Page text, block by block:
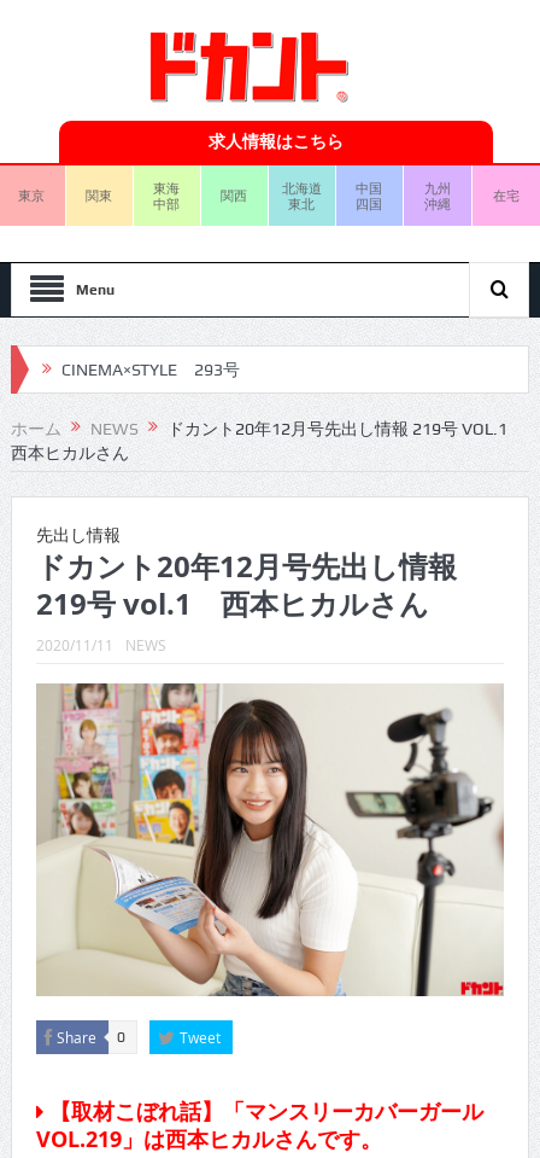
求人情報はこちら
東京 関東
東海
中部
関西
北海道
東北
中国
四国
九州
沖縄
在宅
Menu
CINEMA×STYLE 293号
CINEMA×STYLE 292号
CINEMA×STYLE 291号
CINEMA×STYLE 289号
CINEMA×STYLE 288号
CINEMA×STYLE 287号
CINEMA×STYLE 286号
CINEMA×STYLE 285号
CINEMA×STYLE 294号
ホーム NEWS
ドカント20年12月号先出し情報 219号 VOL.1
西本ヒカルさん
先出し情報
ドカント20年12月号先出し情報
219号 vol.1 西本ヒカルさん
2020/11/11 NEWS
Share 0 Tweet
【取材こぼれ話】「マンスリーカバーガール
VOL.219」は西本ヒカルさんです。